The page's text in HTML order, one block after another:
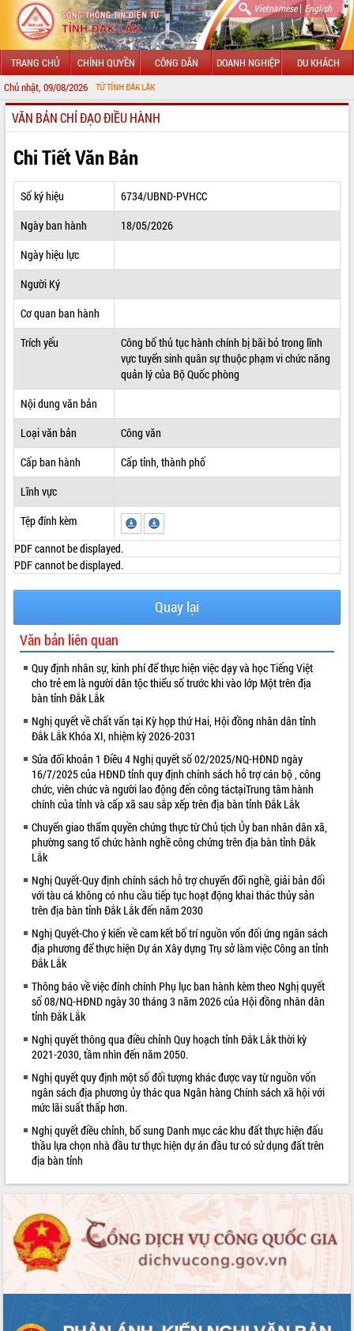
Vietnamese| English
TRANG CHỦ CHÍNH QUYỀN CÔNG DÂN DOANH NGHIỆP DU KHÁCH
Chủ nhật, 09/08/2026
TIN ĐIỆN TỬ TỈNH ĐẮK LẮK
GIỚI THIỆU
LÃNH ĐẠO UBND TỈNH
TIN TỨC SỰ KIỆN
SỞ, BAN, NGÀNH
THÔNG TIN CHỈ ĐẠO ĐIỀU HÀNH
HỆ THỐNG VĂN BẢN
VĂN BẢN HĐND TỈNH
QUY HOẠCH - KẾ HOẠCH
VIDEO
Loading the player...
Khám bệnh, cấp phát thuốc miễn phí
và tặng quà người dân xã Cư Pui
Hội nghị UBND tỉnh Đắk Lắk thường kỳ
tháng 7/2026
Lễ truy tặng danh hiệu “Bà Mẹ Việt
Nam Anh hùng” và trao Huân chương
Lao động
UBND tỉnh Đắk Lắk triển khai nhiệm
vụ 6 tháng cuối năm 2026
Kỳ họp thứ Hai, Hội đồng nhân dân
tỉnh khóa XI quyết nghị nhiều nội dung
Bí thư Tỉnh ủy Lương Nguyễn Minh
Triết thăm, tặng quà người có công với
Rà soát, hoàn thiện hệ thống thiết chế
văn hóa, thể thao đáp ứng yêu cầu
phát triển mới
Thường trực HĐND tỉnh Đắk Lắk gặp
mặt Đoàn chuyên gia y tế TP. Hồ Chí
Minh
Lễ truy điệu và an táng hài cốt liệt sĩ
tại Nghĩa trang Liệt sĩ xã Sơn Hòa
Bàn giải pháp tháo gỡ khó khăn trong
xuất khẩu sầu riêng và triển khai quy
định EUDR
Thứ trưởng Bộ Nông nghiệp và Môi
trường Nguyễn Hoàng Hiệp khảo sát
vùng trồng và doanh nghiệp đóng gói
sầu riêng tại Đắk Lắk
món ăn từ sầu riêng
ALBUM ẢNH
LIÊN KẾT WEB
VĂN BẢN CHỈ ĐẠO ĐIỀU HÀNH
Chi Tiết Văn Bản
Số ký hiệu
6734/UBND-PVHCC
Ngày ban hành
18/05/2026
Ngày hiệu lực
Người Ký
Cơ quan ban hành
Trích yếu
Công bố thủ tục hành chính bị bãi bỏ trong lĩnh
vực tuyển sinh quân sự thuộc phạm vi chức năng
quản lý của Bộ Quốc phòng
Nội dung văn bản
Loại văn bản
Công văn
Cấp ban hành
Cấp tỉnh, thành phố
Lĩnh vực
Tệp đính kèm
PDF cannot be displayed.
PDF cannot be displayed.
Quay lại
Văn bản liên quan
Quy định nhân sự, kinh phí để thực hiện việc dạy và học Tiếng Việt
cho trẻ em là người dân tộc thiểu số trước khi vào lớp Một trên địa
bàn tỉnh Đắk Lắk
Nghị quyết về chất vấn tại Kỳ họp thứ Hai, Hội đồng nhân dân tỉnh
Đắk Lắk Khóa XI, nhiệm kỳ 2026-2031
Sửa đổi khoản 1 Điều 4 Nghị quyết số 02/2025/NQ-HĐND ngày
16/7/2025 của HĐND tỉnh quy định chính sách hỗ trợ cán bộ , công
chức, viên chức và người lao động đến công táctạiTrung tâm hành
chính của tỉnh và cấp xã sau sắp xếp trên địa bàn tỉnh Đắk Lắk
Chuyển giao thẩm quyền chứng thực từ Chủ tịch Ủy ban nhân dân xã,
phường sang tổ chức hành nghề công chứng trên địa bàn tỉnh Đắk
Lắk
Nghị Quyết-Quy định chính sách hỗ trợ chuyển đổi nghề, giải bản đối
với tàu cá không có nhu cầu tiếp tục hoạt động khai thác thủy sản
trên địa bàn tỉnh Đắk Lắk đến năm 2030
Nghị Quyết-Cho ý kiến về cam kết bố trí nguồn vốn đối ứng ngân sách
địa phương để thực hiện Dự án Xây dựng Trụ sở làm việc Công an tỉnh
Đắk Lắk
Thông báo về việc đính chính Phụ lục ban hành kèm theo Nghị quyết
số 08/NQ-HĐND ngày 30 tháng 3 năm 2026 của Hội đồng nhân dân
tỉnh Đắk Lắk
Nghị quyết thông qua điều chỉnh Quy hoạch tỉnh Đắk Lắk thời kỳ
2021-2030, tầm nhìn đến năm 2050.
Nghị quyết quy định một số đối tượng khác được vay từ nguồn vốn
ngân sách địa phương ủy thác qua Ngân hàng Chính sách xã hội với
mức lãi suất thấp hơn.
Nghị quyết điều chỉnh, bổ sung Danh mục các khu đất thực hiện đấu
thầu lựa chọn nhà đầu tư thực hiện dự án đầu tư có sử dụng đất trên
địa bàn tỉnh